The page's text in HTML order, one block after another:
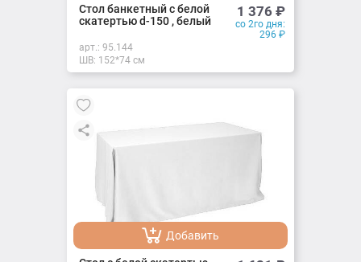
Добавлено
Стол банкетный с белой
скатертью d-150 , белый
1 376 ₽
со 2го дня:
296 ₽
арт.: 95.144
ШВ: 152*74 см
Добавить